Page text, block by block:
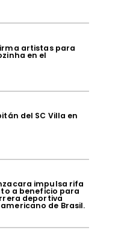
artistas para
en el
del SC Villa en
impulsa rifa
a beneficio para
deportiva
de Brasil.